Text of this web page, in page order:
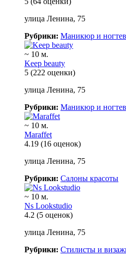
улица Ленина, 75
Рубрики: Маникюр и
~ 10 м.
Keep beauty
5 (222 оценки)
улица Ленина, 75
Рубрики: Маникюр и
~ 10 м.
Maraffet
4.19 (16 оценок)
улица Ленина, 75
Рубрики: Салоны красоты
~ 10 м.
Ns Lookstudio
4.2 (5 оценок)
улица Ленина, 75
Рубрики: Стилисты и